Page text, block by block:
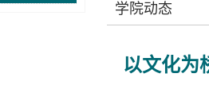
学院动态
以文化为